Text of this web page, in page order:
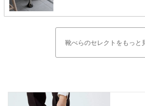
靴べらのセレクトをもっと